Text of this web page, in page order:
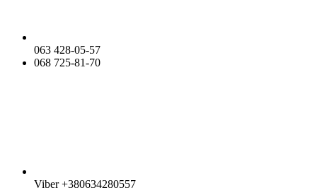
063 428-05-57
068 725-81-70
Viber +380634280557